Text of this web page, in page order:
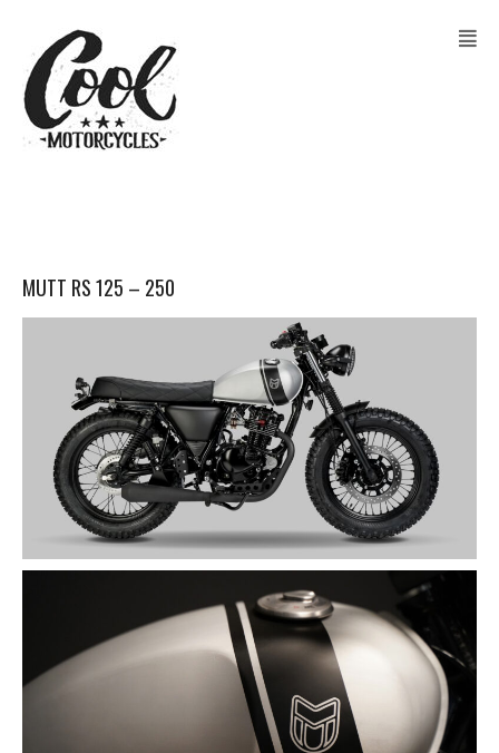
MUTT RS 125 – 250